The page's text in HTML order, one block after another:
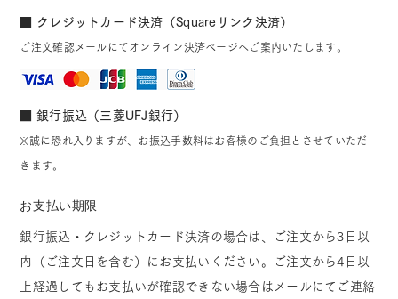
■ クレジットカード決済（Squareリンク決済）
ご注文確認メールにてオンライン決済ページへご案内いたします。
■ 銀行振込（三菱UFJ銀行）
※誠に恐れ入りますが、お振込手数料はお客様のご負担とさせていただ
きます。
お支払い期限
銀行振込・クレジットカード決済の場合は、ご注文から3日以
内（ご注文日を含む）にお支払いください。ご注文から4日以
上経過してもお支払いが確認できない場合はメールにてご連絡